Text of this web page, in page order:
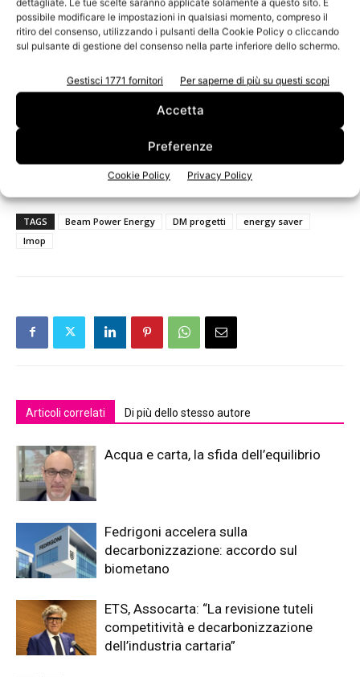
dettagliate. Le tue scelte saranno applicate solamente a questo sito. È
possibile modificare le impostazioni in qualsiasi momento, compreso il
ritiro del consenso, utilizzando i pulsanti della Cookie Policy o cliccando
sul pulsante di gestione del consenso nella parte inferiore dello schermo.
Gestisci 1771 fornitori Per saperne di più su questi scopi
Accetta
Preferenze
Cookie Policy Privacy Policy
soluzione per guadagnare risparmiando energia. Inoltre
realizza su misura il business plan per il rientro
rate da 12 a 60 mesi con finanziamento a tasso zero,
leasing tasso zero o noleggio operativo.
Richiedi una consulenza gratuita, inizia a risparmiare da
subito!
TAGS Beam Power Energy DM progetti
energy saver
Imop
Articoli correlati Di più dello stesso autore
Acqua e carta, la sfida dell’equilibrio
Fedrigoni accelera sulla
decarbonizzazione: accordo sul
biometano
ETS, Assocarta: “La revisione tuteli
competitività e decarbonizzazione
dell’industria cartaria”